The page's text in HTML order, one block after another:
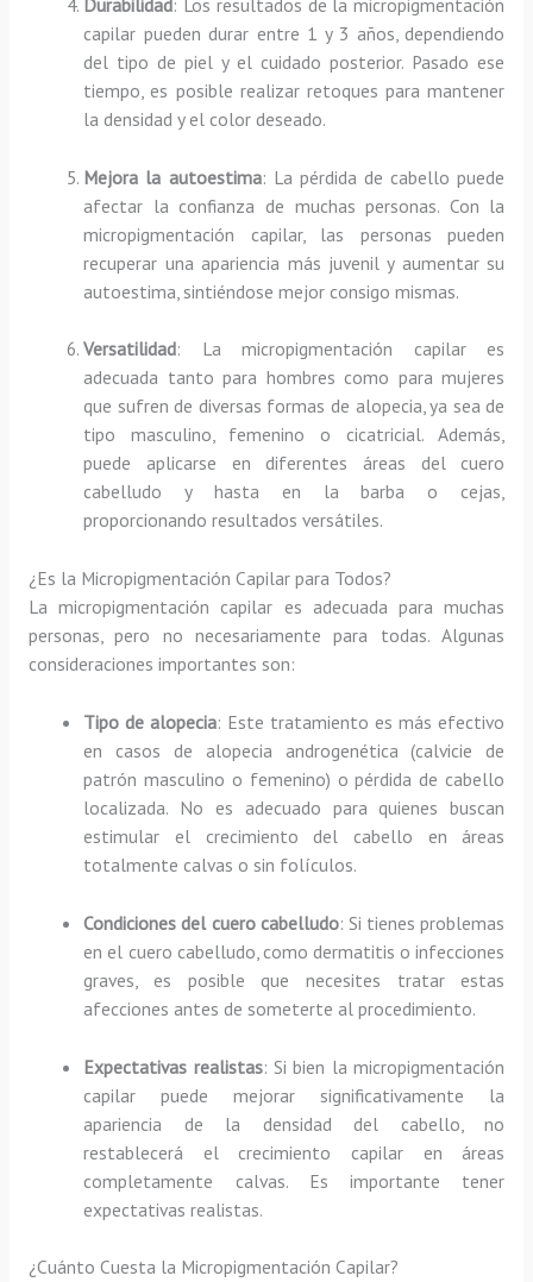
capilar pueden durar entre 1 y 3 años, dependiendo
del tipo de piel y el cuidado posterior. Pasado ese
tiempo, es posible realizar retoques para mantener
la densidad y el color deseado.
Mejora la autoestima: La pérdida de cabello puede
afectar la confianza de muchas personas. Con la
micropigmentación capilar, las personas pueden
recuperar una apariencia más juvenil y aumentar su
autoestima, sintiéndose mejor consigo mismas.
Versatilidad: La micropigmentación capilar es
adecuada tanto para hombres como para mujeres
que sufren de diversas formas de alopecia, ya sea de
tipo masculino, femenino o cicatricial. Además,
puede aplicarse en diferentes áreas del cuero
cabelludo y hasta en la barba o cejas,
proporcionando resultados versátiles.
¿Es la Micropigmentación Capilar para Todos?
La micropigmentación capilar es adecuada para muchas
personas, pero no necesariamente para todas. Algunas
consideraciones importantes son:
Tipo de alopecia: Este tratamiento es más efectivo
en casos de alopecia androgenética (calvicie de
patrón masculino o femenino) o pérdida de cabello
localizada. No es adecuado para quienes buscan
estimular el crecimiento del cabello en áreas
totalmente calvas o sin folículos.
Condiciones del cuero cabelludo: Si tienes problemas
en el cuero cabelludo, como dermatitis o infecciones
graves, es posible que necesites tratar estas
afecciones antes de someterte al procedimiento.
Expectativas realistas: Si bien la micropigmentación
capilar puede mejorar significativamente la
apariencia de la densidad del cabello, no
restablecerá el crecimiento capilar en áreas
completamente calvas. Es importante tener
expectativas realistas.
¿Cuánto Cuesta la Micropigmentación Capilar?